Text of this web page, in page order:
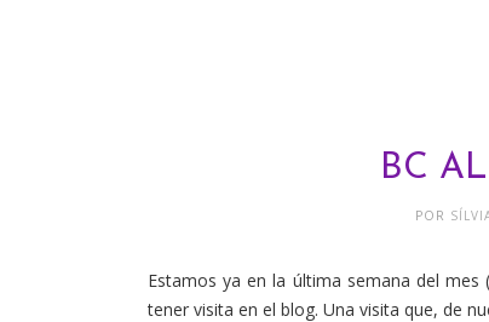
BC
POR
Estamos ya en la última semana del
tener visita en el blog. Una visita que, de